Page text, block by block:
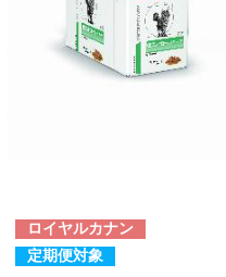
ロイヤルカナン
定期便対象